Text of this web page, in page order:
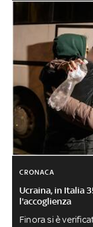
CRONACA
Ucraina, in Italia
l'accoglienza
Finora si è